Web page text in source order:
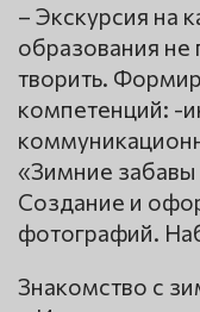
– Экскурсия на
образования
творить.
компетенций: -
«Зимние
Создание и
фотографий.
Знакомство с